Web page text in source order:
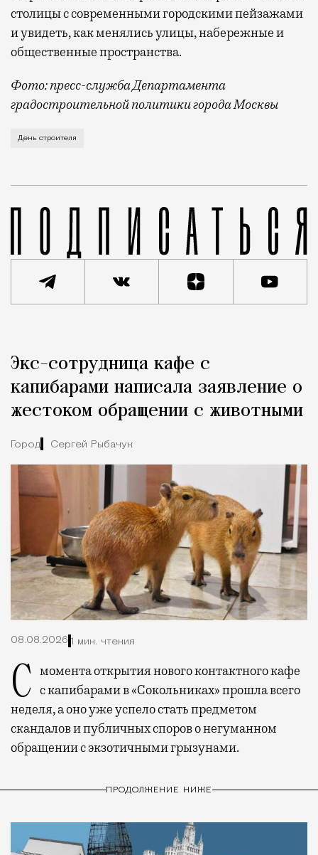
столицы с современными городскими пейзажами
и увидеть, как менялись улицы, набережные и
общественные пространства.
Фото: пресс-служба Департамента
градостроительной политики города Москвы
В этом году профессиональный праздник День
День строителя
Город
Экс-сотрудница кафе с
капибарами написала заявление о
жестоком обращении с животными
Город Сергей Рыбачук
08.08.2026 1 мин. чтения
С момента открытия нового контактного кафе с капибарами в «Сокольниках» прошла всего
неделя, а оно уже успело стать предметом
скандалов и публичных споров о негуманном
обращении с экзотичными грызунами.
ПРОДОЛЖЕНИЕ НИЖЕ